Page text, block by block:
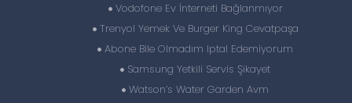
Vodofone Ev İnterneti Bağlanmıyor
Trenyol Yemek Ve Burger King Cevatpaşa
Abone Bile Olmadım Iptal Edemiyorum
Samsung Yetkili Servis Şikayet
Watson’s Water Garden Avm